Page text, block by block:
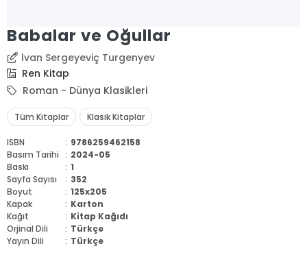
Babalar ve Oğullar
İvan Sergeyeviç Turgenyev
Ren Kitap
Roman - Dünya Klasikleri
Tüm Kitaplar Klasik Kitaplar
ISBN : 9786259462158
Basım Tarihi : 2024-05
Baskı
: 1
Sayfa Sayısı
: 352
Boyut
: 125x205
Kapak
: Karton
Kağıt
: Kitap Kağıdı
Orjinal Dili
: Türkçe
Yayın Dili
: Türkçe